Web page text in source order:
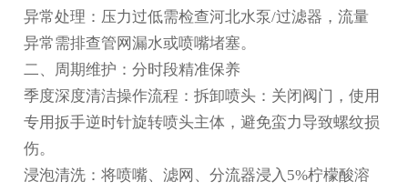
异常处理：压力过低需检查河北水泵/过滤器，流量
异常需排查管网漏水或喷嘴堵塞。
二、周期维护：分时段精准保养
季度深度清洁操作流程：拆卸喷头：关闭阀门，使用
专用扳手逆时针旋转喷头主体，避免蛮力导致螺纹损
伤。
浸泡清洗：将喷嘴、滤网、分流器浸入5%柠檬酸溶